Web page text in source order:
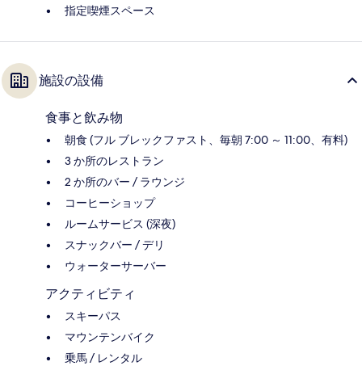
指定喫煙スペース
施設の設備
食事と飲み物
朝食 (フル ブレックファスト、毎朝 7:00 ～ 11:00、有料)
3 か所のレストラン
2 か所のバー / ラウンジ
コーヒーショップ
ルームサービス (深夜)
スナックバー / デリ
ウォーターサーバー
アクティビティ
スキーパス
マウンテンバイク
乗馬 / レンタル